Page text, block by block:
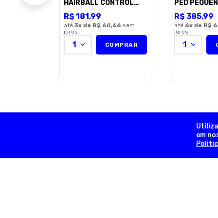
em
HAIRBALL CONTROL
R$ 181 ,99
até 3x de R$ 60,66 sem
juros
1 COMPRAR
PED
R$ 385,99
até 6x de R$
juros
1